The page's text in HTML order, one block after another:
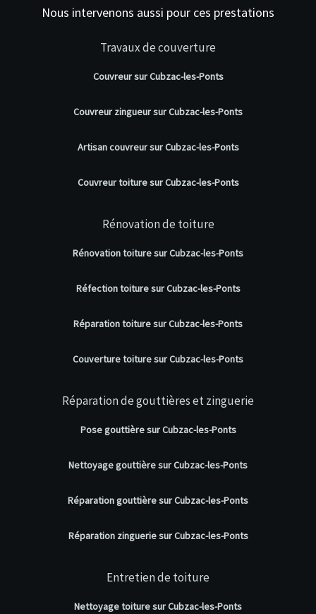
Nous intervenons aussi pour ces prestations
Travaux de couverture
Couvreur sur Cubzac-les-Ponts
Couvreur zingueur sur Cubzac-les-Ponts
Artisan couvreur sur Cubzac-les-Ponts
Couvreur toiture sur Cubzac-les-Ponts
Rénovation de toiture
Rénovation toiture sur Cubzac-les-Ponts
Réfection toiture sur Cubzac-les-Ponts
Réparation toiture sur Cubzac-les-Ponts
Couverture toiture sur Cubzac-les-Ponts
Réparation de gouttières et zinguerie
Pose gouttière sur Cubzac-les-Ponts
Nettoyage gouttière sur Cubzac-les-Ponts
Réparation gouttière sur Cubzac-les-Ponts
Réparation zinguerie sur Cubzac-les-Ponts
Entretien de toiture
Nettoyage toiture sur Cubzac-les-Ponts